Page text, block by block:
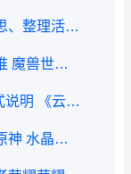
《英雄联盟手游》官方致歉公告 反思、整理活动运营
《魔兽世界》2023猫德天赋雕文主推 魔兽世界2025年6月商栈
《云顶之弈》S8.5机甲龙王阵型模式说明 《云顶之弈》如何具体操作炼丹-
《原神》水晶矿详细采集点位图示 原神 水晶矿点位置